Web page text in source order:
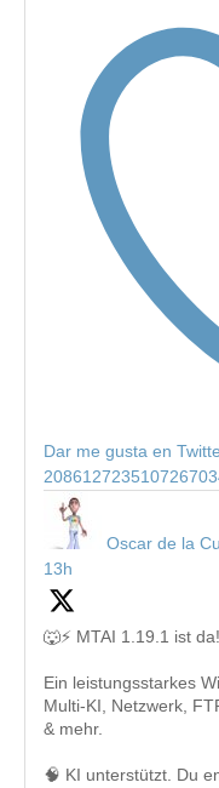
Dar me gusta en
Oscar de la
13h
🐺⚡ MTAI 1.19.1 ist da!
Ein leistungsstarkes
Multi-KI, Netzwerk,
& mehr.
🧠 KI unterstützt. Du